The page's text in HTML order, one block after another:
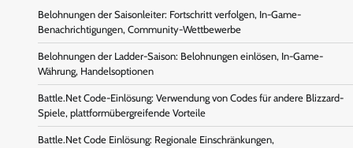
Belohnungen der Saisonleiter: Fortschritt verfolgen, In-Game-
Benachrichtigungen, Community-Wettbewerbe
Belohnungen der Ladder-Saison: Belohnungen einlösen, In-Game-
Währung, Handelsoptionen
Battle.Net Code-Einlösung: Verwendung von Codes für andere Blizzard-
Spiele, plattformübergreifende Vorteile
Battle.Net Code Einlösung: Regionale Einschränkungen,